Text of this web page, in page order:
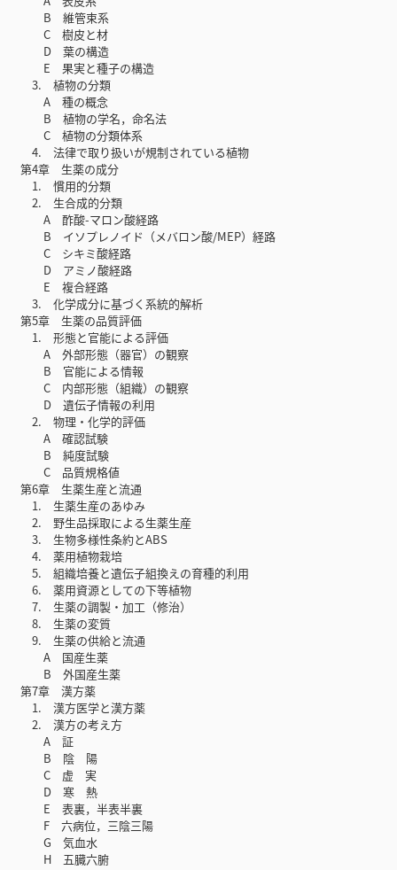
B 維管束系
C 樹皮と材
D 葉の構造
E 果実と種子の構造
3. 植物の分類
A 種の概念
B 植物の学名，命名法
C 植物の分類体系
4. 法律で取り扱いが規制されている植物
第4章 生薬の成分
1. 慣用的分類
2. 生合成的分類
A 酢酸-マロン酸経路
B イソプレノイド（メバロン酸/MEP）経路
C シキミ酸経路
D アミノ酸経路
E 複合経路
3. 化学成分に基づく系統的解析
第5章 生薬の品質評価
1. 形態と官能による評価
A 外部形態（器官）の観察
B 官能による情報
C 内部形態（組織）の観察
D 遺伝子情報の利用
2. 物理・化学的評価
A 確認試験
B 純度試験
C 品質規格値
第6章 生薬生産と流通
1. 生薬生産のあゆみ
2. 野生品採取による生薬生産
3. 生物多様性条約とABS
4. 薬用植物栽培
5. 組織培養と遺伝子組換えの育種的利用
6. 薬用資源としての下等植物
7. 生薬の調製・加工（修治）
8. 生薬の変質
9. 生薬の供給と流通
A 国産生薬
B 外国産生薬
第7章 漢方薬
1. 漢方医学と漢方薬
2. 漢方の考え方
A 証
B 陰 陽
C 虚 実
D 寒 熱
E 表裏，半表半裏
F 六病位，三陰三陽
G 気血水
H 五臓六腑